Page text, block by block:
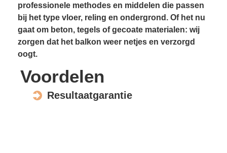
professionele methodes en middelen die passen
bij het type vloer, reling en ondergrond. Of het nu
gaat om beton, tegels of gecoate materialen: wij
zorgen dat het balkon weer netjes en verzorgd
oogt.
Voordelen
Resultaatgarantie